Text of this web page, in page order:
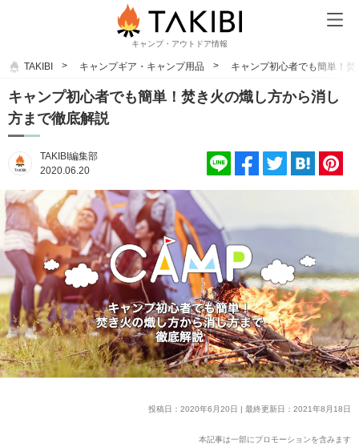
キャンプ・アウトドア情報
TAKIBI キャンプギア・キャンプ用品 キャンプ初心者でも簡単！
キャンプ初心者でも簡単！焚き火の熾し方から消し
方まで徹底解説
TAKIBI編集部
2020.06.20
投稿日：2020年6月20日 | 最終更新日：2021年8月18日
本記事は一部にプロモーションを含みます